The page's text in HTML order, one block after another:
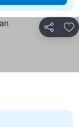
Delen